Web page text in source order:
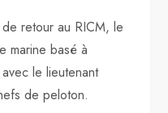
retour au RICM, le
marine basé à
le lieutenant
de peloton.